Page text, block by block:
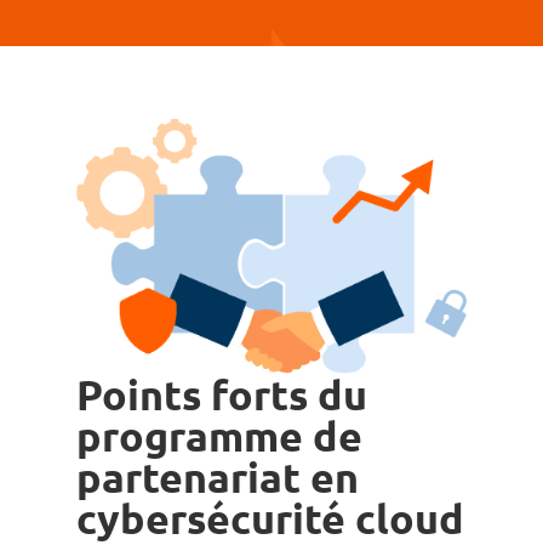
Points forts du
programme de
partenariat en
cybersécurité cloud